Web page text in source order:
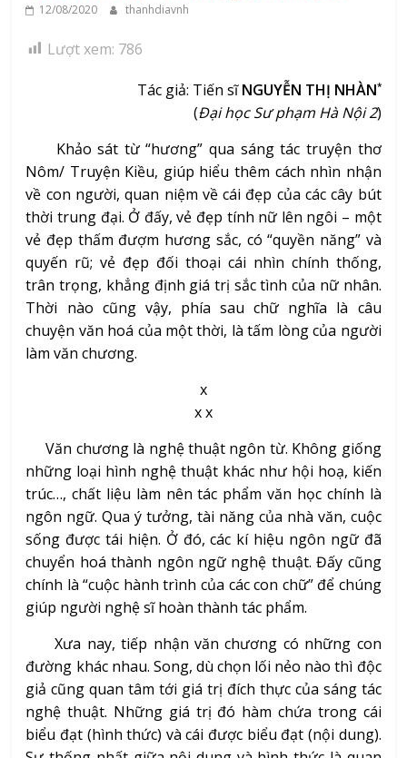
12/08/2020 thanhdiavnh
Lượt xem: 786
Tác giả: Tiến sĩNGUYỄN THỊ NHÀN*
(Đại học Sư phạm Hà Nội 2)
Khảo sát từ “hương” qua sáng tác truyện thơ
Nôm/ Truyện Kiều, giúp hiểu thêm cách nhìn nhận
về con người, quan niệm về cái đẹp của các cây bút
thời trung đại. Ở đấy, vẻ đẹp tính nữ lên ngôi – một
vẻ đẹp thấm đượm hương sắc, có “quyền năng” và
quyến rũ; vẻ đẹp đối thoại cái nhìn chính thống,
trân trọng, khẳng định giá trị sắc tình của nữ nhân.
Thời nào cũng vậy, phía sau chữ nghĩa là câu
chuyện văn hoá của một thời, là tấm lòng của người
làm văn chương.
x
x x
Văn chương là nghệ thuật ngôn từ. Không giống
những loại hình nghệ thuật khác như hội hoạ, kiến
trúc…, chất liệu làm nên tác phẩm văn học chính là
ngôn ngữ. Qua ý tưởng, tài năng của nhà văn, cuộc
sống được tái hiện. Ở đó, các kí hiệu ngôn ngữ đã
chuyển hoá thành ngôn ngữ nghệ thuật. Đấy cũng
chính là “cuộc hành trình của các con chữ” để chúng
giúp người nghệ sĩ hoàn thành tác phẩm.
Xưa nay, tiếp nhận văn chương có những con
đường khác nhau. Song, dù chọn lối nẻo nào thì độc
giả cũng quan tâm tới giá trị đích thực của sáng tác
nghệ thuật. Những giá trị đó hàm chứa trong cái
biểu đạt (hình thức) và cái được biểu đạt (nội dung).